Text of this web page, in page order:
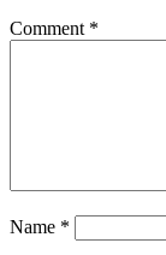
Comment *
Name *